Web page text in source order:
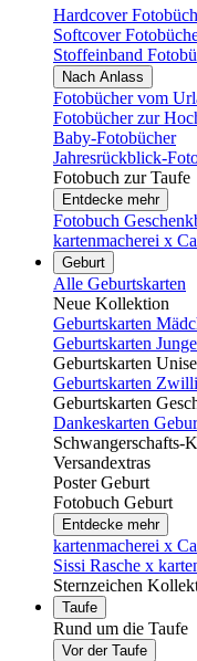
Hardcover
Softcover
Stoffeinband
Nach Anlass
Fotobücher vom
Fotobücher zur
Baby-Fotobücher
Jahresrückblick-
Fotobuch zur Taufe
Entdecke mehr
Fotobuch
kartenmacherei x
Geburt
Alle Geburtskarten
Neue Kollektion
Geburtskarten
Geburtskarten
Geburtskarten
Geburtskarten
Geburtskarten
Dankeskarten
Schwangerschafts-
Versandextras
Poster Geburt
Fotobuch Geburt
Entdecke mehr
kartenmacherei x
Sissi Rasche x
Sternzeichen
Taufe
Rund um die Taufe
Vor der Taufe